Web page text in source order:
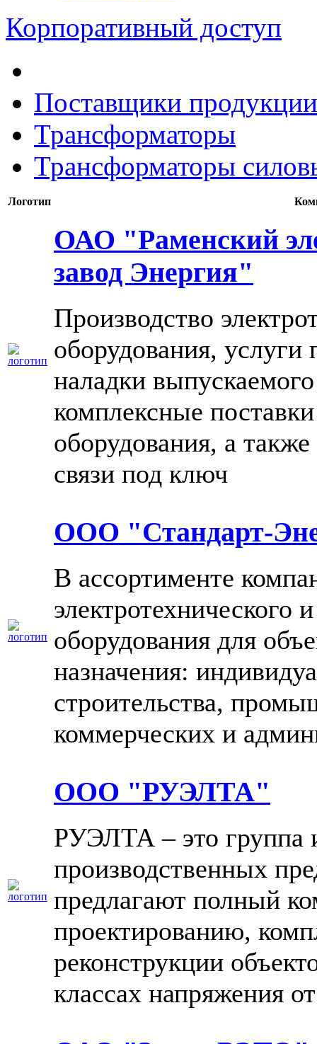
Корпоративный доступ
Поставщики
Трансформаторы
Трансформаторы
Логотип
ОАО "Раменский
завод Энергия"
Производство
оборудования,
наладки
комплексные
оборудования, а
связи под ключ
ООО "Стандарт-
В ассортименте
электротехнического
оборудования для
назначения:
строительства,
коммерческих и
ООО "РУЭЛТА"
РУЭЛТА – это группа
производственных
предлагают полный
проектированию,
реконструкции
классах напряжения